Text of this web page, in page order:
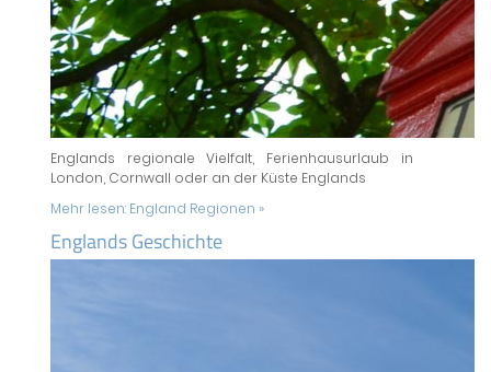
Englands regionale Vielfalt, Ferienhausurlaub in
London, Cornwall oder an der Küste Englands
Mehr lesen: England Regionen »
Englands Geschichte